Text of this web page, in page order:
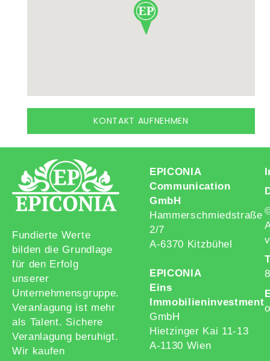
KONTAKT AUFNEHMEN
Fundierte Werte
bilden die Grundlage
für den Erfolg
unserer
Unternehmensgruppe.
Veranlagung ist mehr
als Talent. Sichere
Veranlagung beruhigt.
Wir kaufen
EPICONIA
Communication
GmbH
Hammerschmiedstraße
2/7
A-6370 Kitzbühel
EPICONIA
Eins
Immobilieninvestment
GmbH
Hietzinger Kai 11-13
A-1130 Wien